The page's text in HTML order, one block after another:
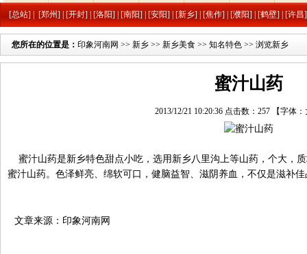
[总站] [郑州] [开封] [洛阳] [南阳] [安阳] [新乡] [焦作] [濮阳] [鹤壁] [许昌]
您所在的位置是： 印象河南网 >> 新乡 >> 新乡美食 >> 知名特色 >> 浏览新乡
蜜汁山药
2013/12/21 10:20:36 点击数：257 【字体：
蜜汁山药是新乡特色甜点小吃，选用新乡八里沟上等山药，个大，
蜜汁山药。色泽鲜亮、绵软可口，健脑益智、滋阴养血，不仅是滋补
文章来源：印象河南网